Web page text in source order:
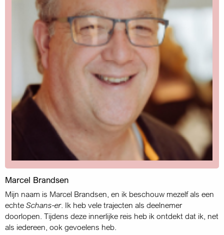
Marcel Brandsen
Mijn naam is Marcel Brandsen, en ik beschouw mezelf als een
echte Schans-er. Ik heb vele trajecten als deelnemer
doorlopen. Tijdens deze innerlijke reis heb ik ontdekt dat ik, net
als iedereen, ook gevoelens heb.